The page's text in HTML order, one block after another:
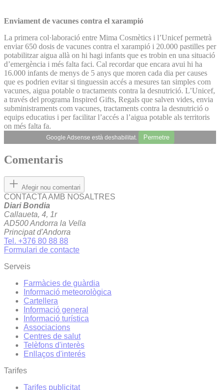
Enviament de vacunes contra el xarampió
La primera col·laboració entre Mima Cosmètics i l’Unicef permetrà
enviar 650 dosis de vacunes contra el xarampió i 20.000 pastilles per
potabilitzar aigua allà on hi hagi infants que es trobin en una situació
d’emergència i més falta faci. Cal recordar que encara avui hi ha
16.000 infants de menys de 5 anys que moren cada dia per causes
que es podrien evitar si tinguessin accés a mesures tan simples com
vacunes, aigua potable o tractaments contra la desnutrició. L’Unicef,
a través del programa Inspired Gifts, Regals que salven vides, envia
subministraments com vacunes, tractaments contra la desnutrició o
equips educatius i per facilitar l’accés a l’aigua potable als territoris
on més falta fa.
Google Adsense està deshabilitat. Permetre
Comentaris
Afegir nou comentari
CONTACTA AMB NOSALTRES
Diari Bondia
Callaueta, 4, 1r
AD500 Andorra la Vella
Principat d'Andorra
Tel. +376 80 88 88
Formulari de contacte
Serveis
Farmàcies de guàrdia
Informació meteorològica
Cartellera
Informació general
Informació turística
Associacions
Centres de salut
Telèfons d'interès
Enllaços d'interés
Tarifes
Tarifes publicitat